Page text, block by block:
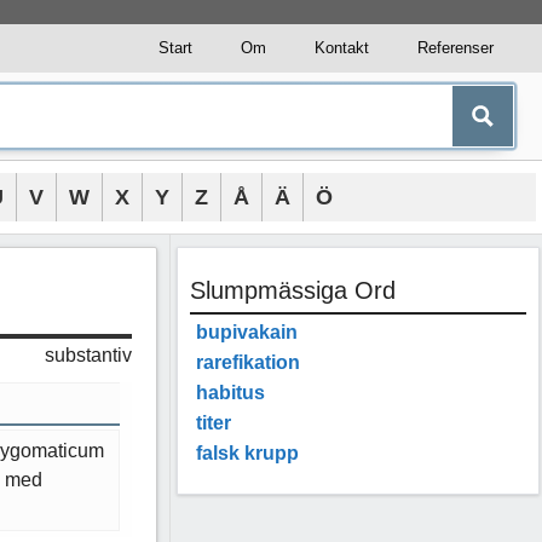
Start Om Kontakt Referenser
V W X Y Z Å Ä Ö
substantiv
Slumpmässiga Ord
bupivakain
rarefikation
habitus
titer
falsk krupp